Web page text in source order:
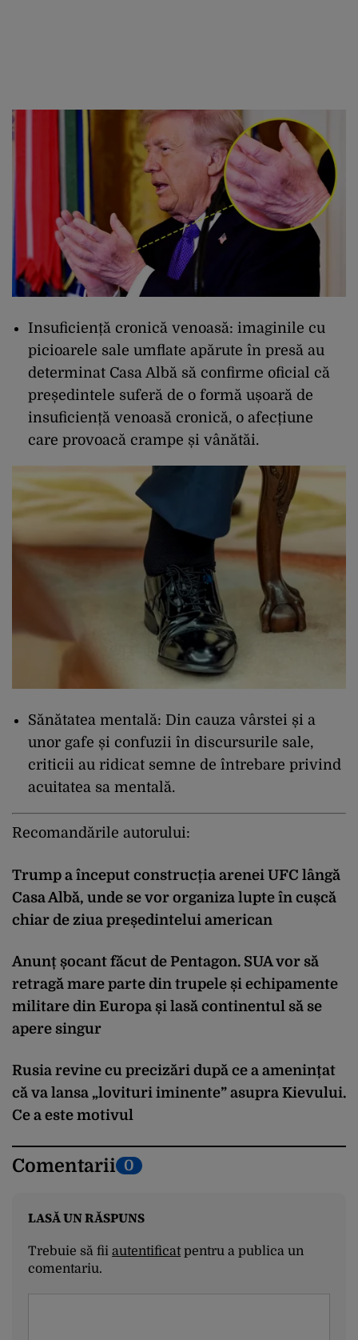
Insuficiență cronică venoasă: imaginile cu
picioarele sale umflate apărute în presă au
determinat Casa Albă să confirme oficial că
președintele suferă de o formă ușoară de
insuficiență venoasă cronică, o afecțiune
care provoacă crampe și vânătăi.
Sănătatea mentală: Din cauza vârstei și a
unor gafe și confuzii în discursurile sale,
criticii au ridicat semne de întrebare privind
acuitatea sa mentală.
Recomandările autorului:
Trump a început construcția arenei UFC lângă
Casa Albă, unde se vor organiza lupte în cușcă
chiar de ziua președintelui american
Anunț șocant făcut de Pentagon. SUA vor să
retragă mare parte din trupele și echipamente
militare din Europa și lasă continentul să se
apere singur
Rusia revine cu precizări după ce a amenințat
că va lansa „lovituri iminente” asupra Kievului.
Ce a este motivul
Comentarii 0
LASĂ UN RĂSPUNS
Trebuie să fii autentificatpentru a publica un
comentariu.